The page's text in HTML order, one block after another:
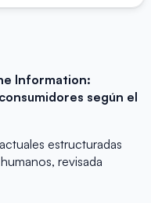
Information:
según el
estructuradas
revisada